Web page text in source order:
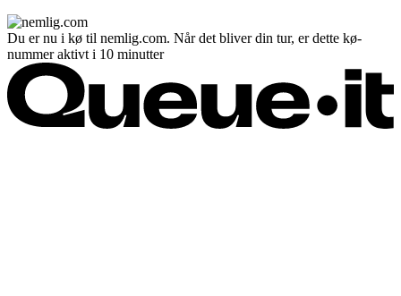
Du er nu i kø til nemlig.com. Når det bliver din tur, er dette kø-
nummer aktivt i 10 minutter